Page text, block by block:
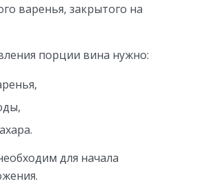
варенья, закрытого на
порции вина нужно:
для начала